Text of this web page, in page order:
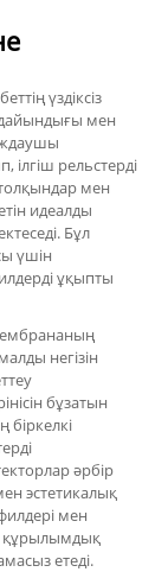
үздіксіз
мен
рельстерді
мен
идеалды
Бұл
үшін
ұқыпты
негізін
бұзатын
біркелкі
әрбір
эстетикалық
мен
құрылымдық
етеді.